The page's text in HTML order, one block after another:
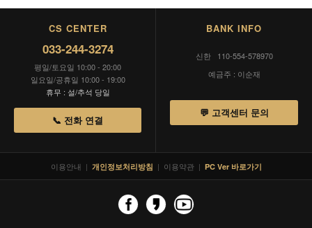
CS CENTER
033-244-3274
평일/토요일 10:00 - 20:00
일요일/공휴일 10:00 - 19:00
휴무 : 설/추석 당일
📞 전화 연결
BANK INFO
신한 110-554-578970
예금주 : 이순재
💬 고객센터 문의
이용안내 | 개인정보처리방침 | 이용약관 | PC Ver 바로가기